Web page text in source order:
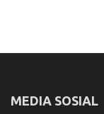
MEDIA SOSIAL